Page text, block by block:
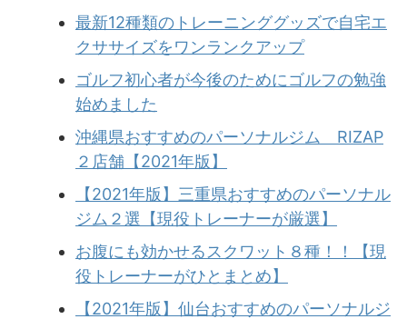
最新12種類のトレーニンググッズで自宅エ
クササイズをワンランクアップ
ゴルフ初心者が今後のためにゴルフの勉強
始めました
沖縄県おすすめのパーソナルジム RIZAP
２店舗【2021年版】
【2021年版】三重県おすすめのパーソナル
ジム２選【現役トレーナーが厳選】
お腹にも効かせるスクワット８種！！【現
役トレーナーがひとまとめ】
【2021年版】仙台おすすめのパーソナルジ